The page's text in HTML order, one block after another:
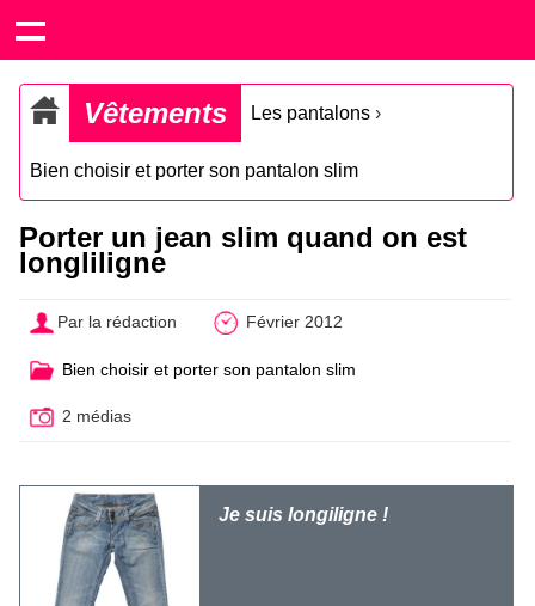
Vêtements Les pantalons ›
Bien choisir et porter son pantalon slim
Porter un jean slim quand on est
longliligne
Par la rédaction Février 2012
Bien choisir et porter son pantalon slim
2 médias
Je suis longiligne !